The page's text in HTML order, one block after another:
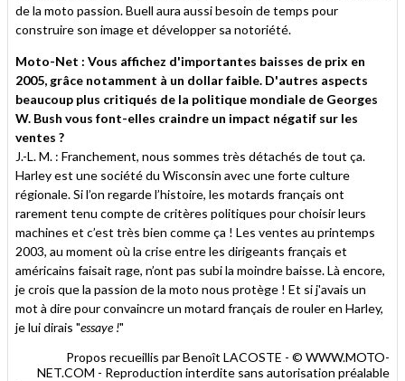
de la moto passion. Buell aura aussi besoin de temps pour
construire son image et développer sa notoriété.
Moto-Net : Vous affichez d'importantes baisses de prix en
2005, grâce notamment à un dollar faible. D'autres aspects
beaucoup plus critiqués de la politique mondiale de Georges
W. Bush vous font-elles craindre un impact négatif sur les
ventes ?
J.-L. M. : Franchement, nous sommes très détachés de tout ça.
Harley est une société du Wisconsin avec une forte culture
régionale. Si l’on regarde l’histoire, les motards français ont
rarement tenu compte de critères politiques pour choisir leurs
machines et c’est très bien comme ça ! Les ventes au printemps
2003, au moment où la crise entre les dirigeants français et
américains faisait rage, n’ont pas subi la moindre baisse. Là encore,
je crois que la passion de la moto nous protège ! Et si j'avais un
mot à dire pour convaincre un motard français de rouler en Harley,
je lui dirais "essaye !"
Propos recueillis par Benoît LACOSTE - © WWW.MOTO-
NET.COM - Reproduction interdite sans autorisation préalable